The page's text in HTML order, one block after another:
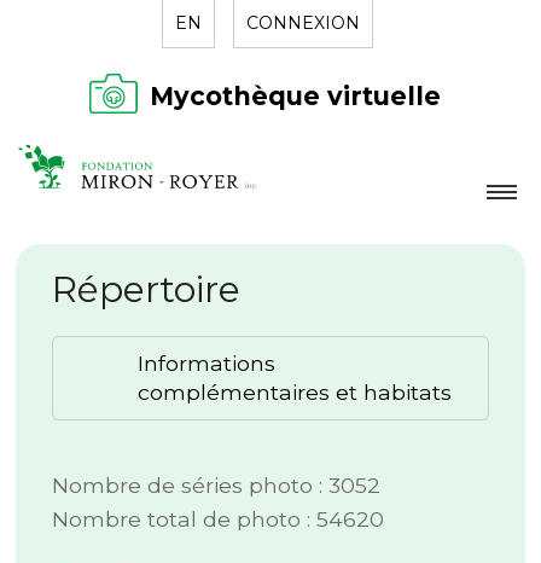
EN CONNEXION
Mycothèque virtuelle
LA FONDATION
NOUVELLES
RÉPERTOIRE
Répertoire
Informations
complémentaires et habitats
Nombre de séries photo : 3052
Nombre total de photo : 54620